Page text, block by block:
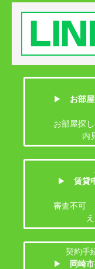
▶
お部屋
お部屋探
内
▶
賃貸
審査不可
契約手
▶
岡崎市